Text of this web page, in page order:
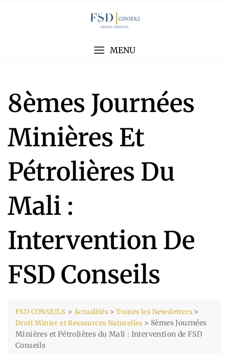
MENU
8èmes Journées
Minières Et
Pétrolières Du
Mali :
Intervention De
FSD Conseils
FSD CONSEILS > Actualités >Toutes les Newsletters >
Droit Minier et Ressources Naturelles >8èmes Journées
Minières et Pétrolières du Mali : Intervention de FSD
Conseils